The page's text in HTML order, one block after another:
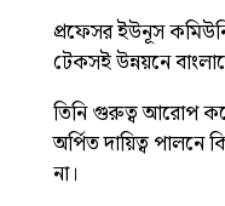
প্রফেসর ইউনূস
টেকসই উন্নয়নে
তিনি গুরুত্ব আরোপ
অর্পিত দায়িত্ব
না।